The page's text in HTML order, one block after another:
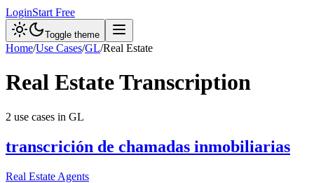
LoginStart Free
Toggle theme
Home/Use Cases/GL/Real Estate
Real EstateTranscription
2 use cases in GL
transcrición de chamadas inmobiliarias
Real Estate Agents